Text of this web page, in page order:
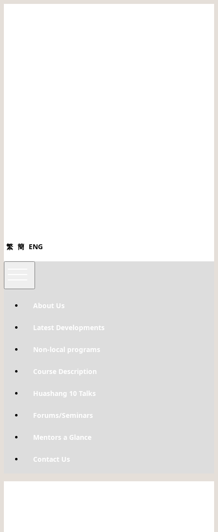
繁 簡 ENG
About Us
Latest Developments
Non-local programs
Course Description
Huashang 10 Talks
Forums/Seminars
Mentors a Glance
Contact Us